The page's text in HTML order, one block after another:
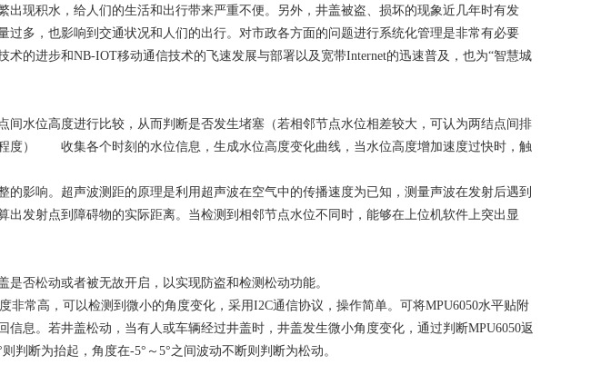
出现积水，给人们的生活和出行带来严重不便。另外，井盖被盗、损坏的现象近几年时有发
过多，也影响到交通状况和人们的出行。对市政各方面的问题进行系统化管理是非常有必要
术的进步和NB-IOT移动通信技术的飞速发展与部署以及宽带Internet的迅速普及，也为“智慧城
水位高度进行比较，从而判断是否发生堵塞（若相邻节点水位相差较大，可认为两结点间排
度） 收集各个时刻的水位信息，生成水位高度变化曲线，当水位高度增加速度过快时，触
影响。超声波测距的原理是利用超声波在空气中的传播速度为已知，测量声波在发射后遇到
出发射点到障碍物的实际距离。当检测到相邻节点水位不同时，能够在上位机软件上突出显
否松动或者被无故开启，以实现防盗和检测松动功能。
非常高，可以检测到微小的角度变化，采用I2C通信协议，操作简单。可将MPU6050水平贴附
息。若井盖松动，当有人或车辆经过井盖时，井盖发生微小角度变化，通过判断MPU6050返
判断为抬起，角度在-5°～5°之间波动不断则判断为松动。